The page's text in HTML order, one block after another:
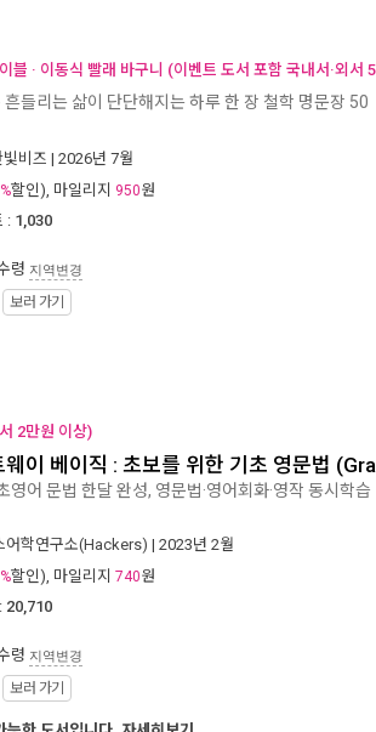
블 · 이동식 빨래 바구니 (이벤트 도서 포함 국내서·외서
흔들리는 삶이 단단해지는 하루 한 장 철학 명문장 50
빛비즈 | 2026년 7월
할인), 마일리지 950원
: 1,030
령 지역변경
보러 가기
2만원 이상)
이 베이직 : 초보를 위한 기초 영문법
영어 문법 한달 완성, 영문법·영어회화·영작 동시학습
어학연구소(Hackers) | 2023년 2월
할인), 마일리지 740원
20,710
령 지역변경
보러 가기